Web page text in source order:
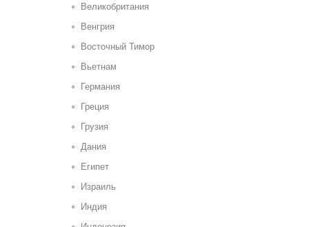
Великобритания
Венгрия
Восточный Тимор
Вьетнам
Германия
Греция
Грузия
Дания
Египет
Израиль
Индия